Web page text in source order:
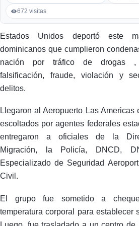
672 visitas
Estados Unidos deportó este
dominicanos que cumplieron
nación por tráfico de drogas ,
falsificación, fraude, violación y
delitos.
Llegaron al Aeropuerto Las
escoltados por agentes federales
entregaron a oficiales de la
Migración, la Policía, DNCD,
Especializado de Seguridad
Civil.
El grupo fue sometido a
temperatura corporal para establecer